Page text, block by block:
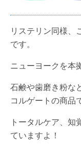
リステリン同様、
です。
ニューヨークを本
石鹸や歯磨き粉な
コルゲートの商品
トータルケア、知
ていますよ！